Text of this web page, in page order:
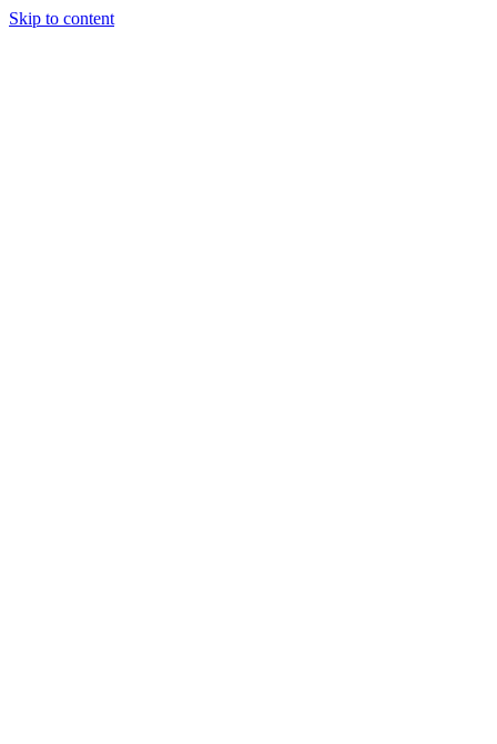
Skip to content